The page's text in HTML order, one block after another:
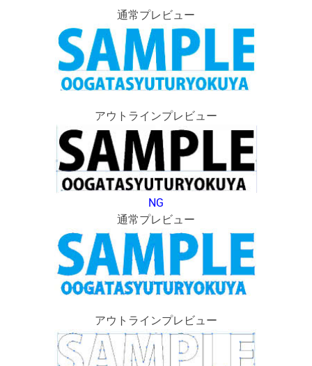
通常プレビュー
アウトラインプレビュー
NG
通常プレビュー
アウトラインプレビュー